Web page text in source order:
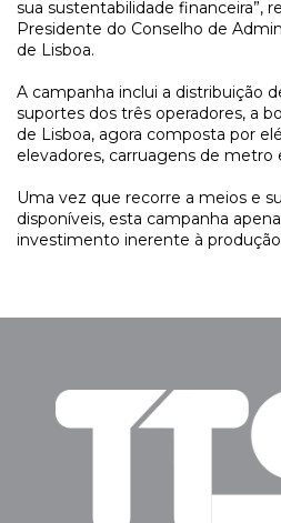
sua sustentabilidade financeira”,
Presidente do Conselho de
de Lisboa.
A campanha inclui a distribuição
suportes dos três operadores, a
de Lisboa, agora composta por
elevadores, carruagens de metro
Uma vez que recorre a meios e
disponíveis, esta campanha
investimento inerente à